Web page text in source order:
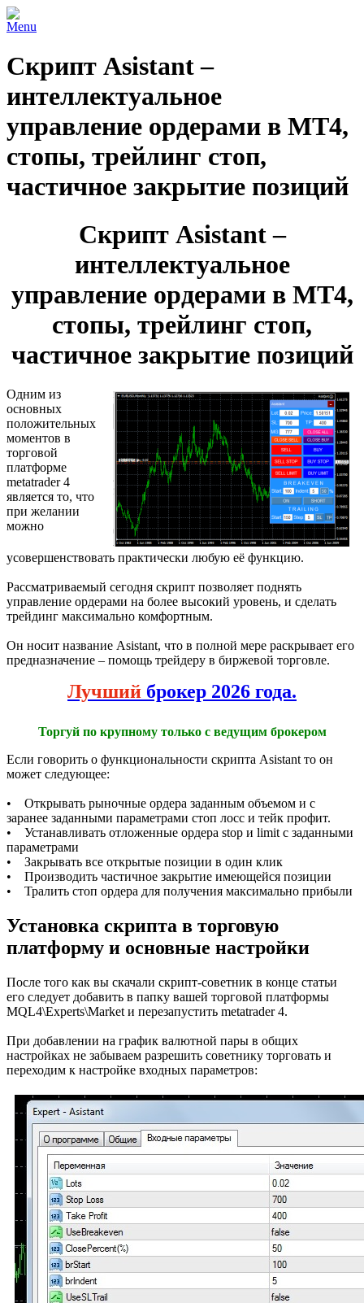
Menu
Скрипт Asistant –
интеллектуальное
управление ордерами в MT4,
стопы, трейлинг стоп,
частичное закрытие позиций
Скрипт Asistant –
интеллектуальное
управление ордерами в MT4,
стопы, трейлинг стоп,
частичное закрытие позиций
Одним из
основных
положительных
моментов в
торговой
платформе
metatrader 4
является то, что
при желании
можно
усовершенствовать практически любую её функцию.
Рассматриваемый сегодня скрипт позволяет поднять
управление ордерами на более высокий уровень, и сделать
трейдинг максимально комфортным.
Он носит название Asistant, что в полной мере раскрывает его
предназначение – помощь трейдеру в биржевой торговле.
Лучший брокер 2026 года.
Торгуй по крупному только с ведущим брокером
Если говорить о функциональности скрипта Asistant то он
может следующее:
• Открывать рыночные ордера заданным объемом и с
заранее заданными параметрами стоп лосс и тейк профит.
• Устанавливать отложенные ордера stop и limit с заданными
параметрами
• Закрывать все открытые позиции в один клик
• Производить частичное закрытие имеющейся позиции
• Тралить стоп ордера для получения максимально прибыли
Установка скрипта в торговую
платформу и основные настройки
После того как вы скачали скрипт-советник в конце статьи
его следует добавить в папку вашей торговой платформы
MQL4\Experts\Market и перезапустить metatrader 4.
При добавлении на график валютной пары в общих
настройках не забываем разрешить советнику торговать и
переходим к настройке входных параметров: